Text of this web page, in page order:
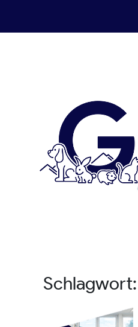
Schlagwort: